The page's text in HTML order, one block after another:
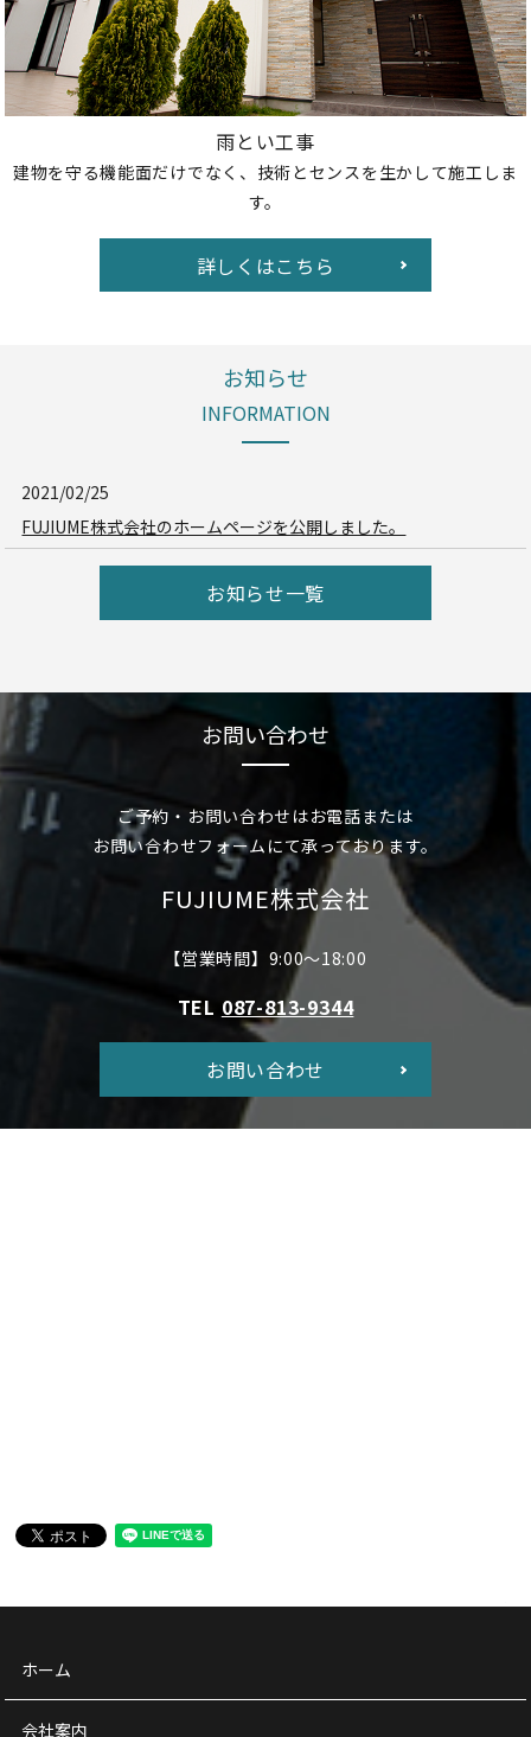
雨とい工事
建物を守る機能面だけでなく、技術とセンスを生かして施工しま
す。
詳しくはこちら
お知らせ
INFORMATION
2021/02/25
FUJIUME株式会社のホームページを公開しました。
お知らせ一覧
お問い合わせ
ご予約・お問い合わせはお電話または
お問い合わせフォームにて承っております。
FUJIUME株式会社
【営業時間】9:00～18:00
TEL 087-813-9344
お問い合わせ
ホーム
会社案内